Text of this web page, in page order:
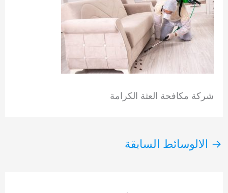
شركة مكافحة العثة الكرامة
→ الالوسائط السابقة